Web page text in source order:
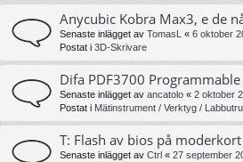
Anycubic Kobra Max3, e de
Senaste inlägget av TomasL « 6 oktober
Postat i 3D-Skrivare
Difa PDF3700
Senaste inlägget av ancatolo « 2 oktober
Postat i Mätinstrument / Verktyg /
T: Flash av bios på moderkort
Senaste inlägget av Ctrl « 27 september